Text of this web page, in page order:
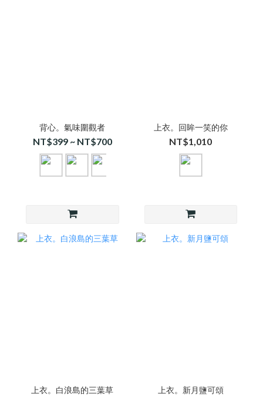
背心。氣味圍觀者
NT$399 ~ NT$700
上衣。回眸一笑的你
NT$1,010
上衣。白浪島的三葉草 上衣。新月鹽可頌